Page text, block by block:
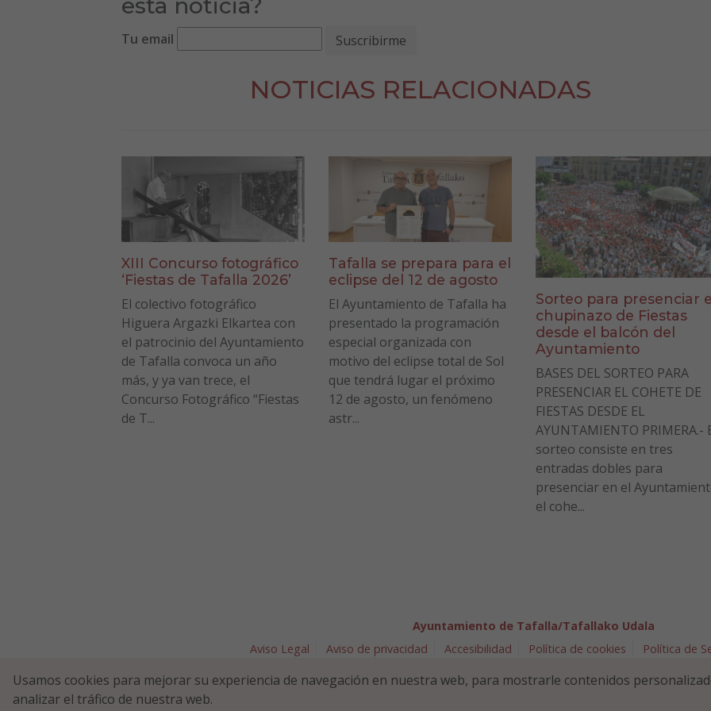
Tu email
NOTICIAS RELACIONADAS
XIII Concurso fotográfico
‘Fiestas de Tafalla 2026’
El colectivo fotográfico
Higuera Argazki Elkartea con
el patrocinio del Ayuntamiento
de Tafalla convoca un año
más, y ya van trece, el
Concurso Fotográfico “Fiestas
de T...
Tafalla se prepara para el
eclipse del 12 de agosto
El Ayuntamiento de Tafalla ha
presentado la programación
especial organizada con
motivo del eclipse total de Sol
que tendrá lugar el próximo
12 de agosto, un fenómeno
astr...
Sorteo para presenciar
chupinazo de Fiestas
desde el balcón del
Ayuntamiento
BASES DEL SORTEO PARA
PRESENCIAR EL COHETE DE
FIESTAS DESDE EL
AYUNTAMIENTO PRIMERA.-
sorteo consiste en tres
entradas dobles para
presenciar en el
el cohe...
Ayuntamiento de Tafalla/Tafallako Udala
Aviso Legal
Aviso de privacidad Accesibilidad Política de cookies
Política de
Plaza Navarra 5 - 31300 Tafalla (NAVARRA)
948 70 18 11
Usamos cookies para mejorar su experiencia de navegación en nuestra web, para mostrarle contenidos
analizar el tráfico de nuestra web.